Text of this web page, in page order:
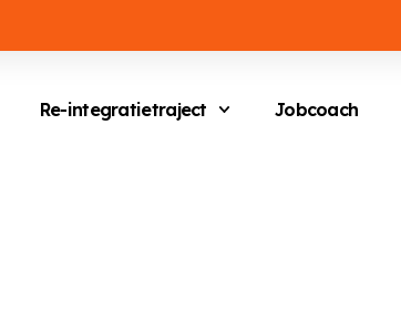
Re-integratietraject Jobcoach